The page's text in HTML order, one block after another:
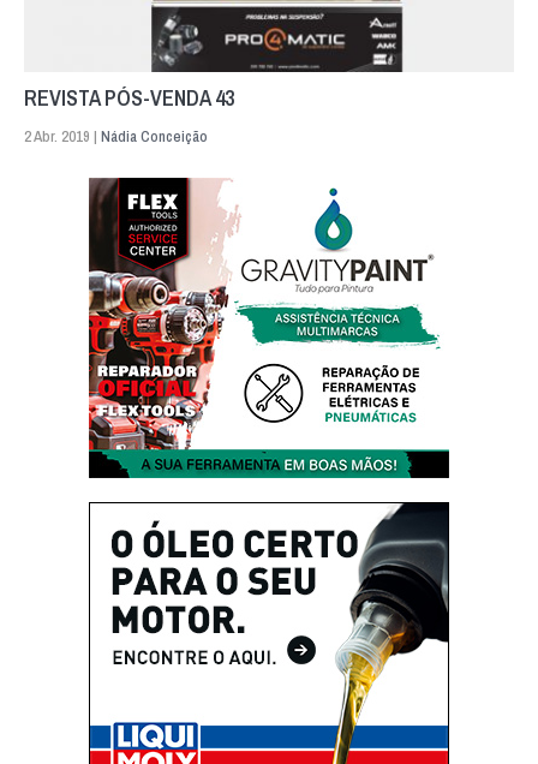
REVISTA PÓS-VENDA 43
2 Abr. 2019 | Nádia Conceição